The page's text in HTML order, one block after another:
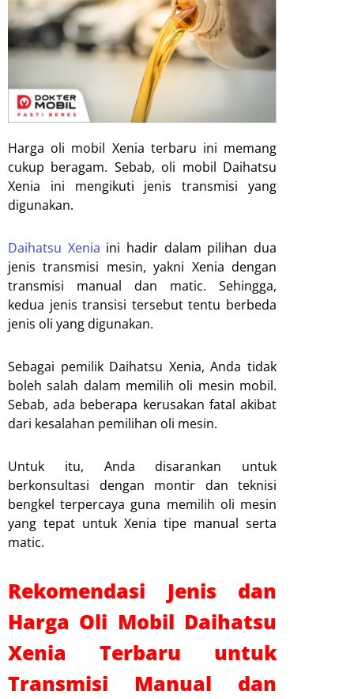
Harga oli mobil Xenia terbaru ini memang
cukup beragam. Sebab, oli mobil Daihatsu
Xenia ini mengikuti jenis transmisi yang
digunakan.
Daihatsu Xenia ini hadir dalam pilihan dua
jenis transmisi mesin, yakni Xenia dengan
transmisi manual dan matic. Sehingga,
kedua jenis transisi tersebut tentu berbeda
jenis oli yang digunakan.
Sebagai pemilik Daihatsu Xenia, Anda tidak
boleh salah dalam memilih oli mesin mobil.
Sebab, ada beberapa kerusakan fatal akibat
dari kesalahan pemilihan oli mesin.
Untuk itu, Anda disarankan untuk
berkonsultasi dengan montir dan teknisi
bengkel terpercaya guna memilih oli mesin
yang tepat untuk Xenia tipe manual serta
matic.
Rekomendasi Jenis dan
Harga Oli Mobil Daihatsu
Xenia Terbaru untuk
Transmisi Manual dan